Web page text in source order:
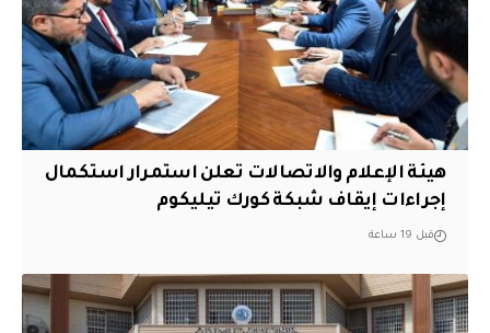
هيئة الإعلام والاتصالات تعلن استمرار استكمال
إجراءات إيقاف شبكة كورك تيليكوم
قبل 19 ساعة